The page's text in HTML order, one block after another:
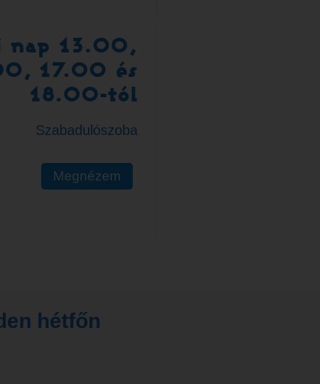
nap 13.00,
17.00 és
18.00-tól
Szabadulószoba
Megnézem
hétfőn